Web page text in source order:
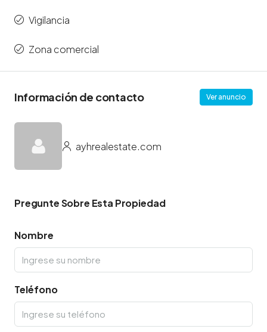
Vigilancia
Zona comercial
Información de contacto Ver anuncio
ayhrealestate.com
Pregunte Sobre Esta Propiedad
Nombre
Teléfono